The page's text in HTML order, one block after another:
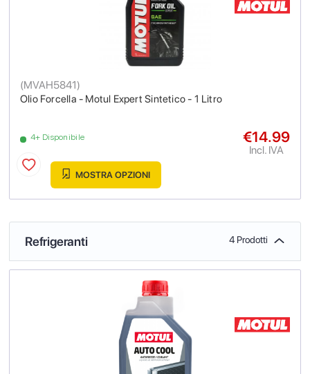
Olio Forcella - Motul Expert Sintetico - 1 Litro
(MVAH5841)
4+ Disponibile €14.99
Incl. IVA
MOSTRA OPZIONI
Refrigeranti 4 Prodotti